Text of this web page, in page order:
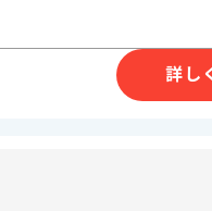
ト
15日
詳し